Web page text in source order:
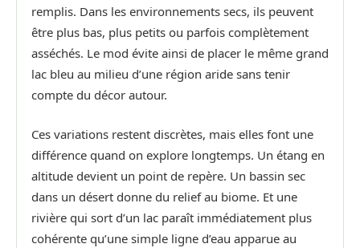
remplis. Dans les environnements secs, ils peuvent
être plus bas, plus petits ou parfois complètement
asséchés. Le mod évite ainsi de placer le même grand
lac bleu au milieu d’une région aride sans tenir
compte du décor autour.
Ces variations restent discrètes, mais elles font une
différence quand on explore longtemps. Un étang en
altitude devient un point de repère. Un bassin sec
dans un désert donne du relief au biome. Et une
rivière qui sort d’un lac paraît immédiatement plus
cohérente qu’une simple ligne d’eau apparue au